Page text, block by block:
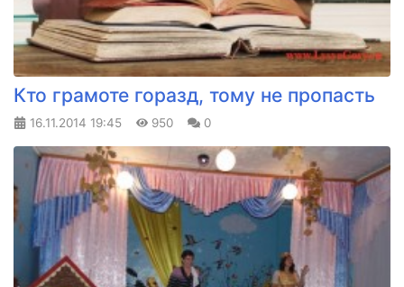
Кто грамоте горазд, тому не пропасть
16.11.2014 19:45 950 0